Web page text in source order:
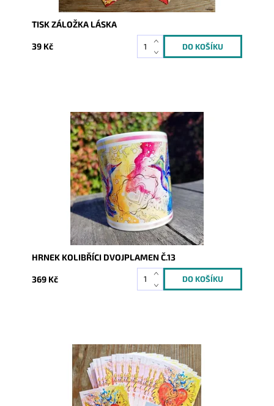
TISK ZÁLOŽKA LÁSKA
39 Kč
Dostupnost:
Skladem
9228
HRNEK KOLIBŘÍCI DVOJPLAMEN Č.13
369 Kč
Dostupnost:
Skladem
9924